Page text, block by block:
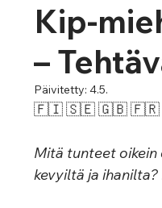
Kip-
–
Päivitetty: 4.5.
🇫🇮 🇸🇪 🇬🇧 🇫🇷
Mitä tunteet
kevyiltä ja